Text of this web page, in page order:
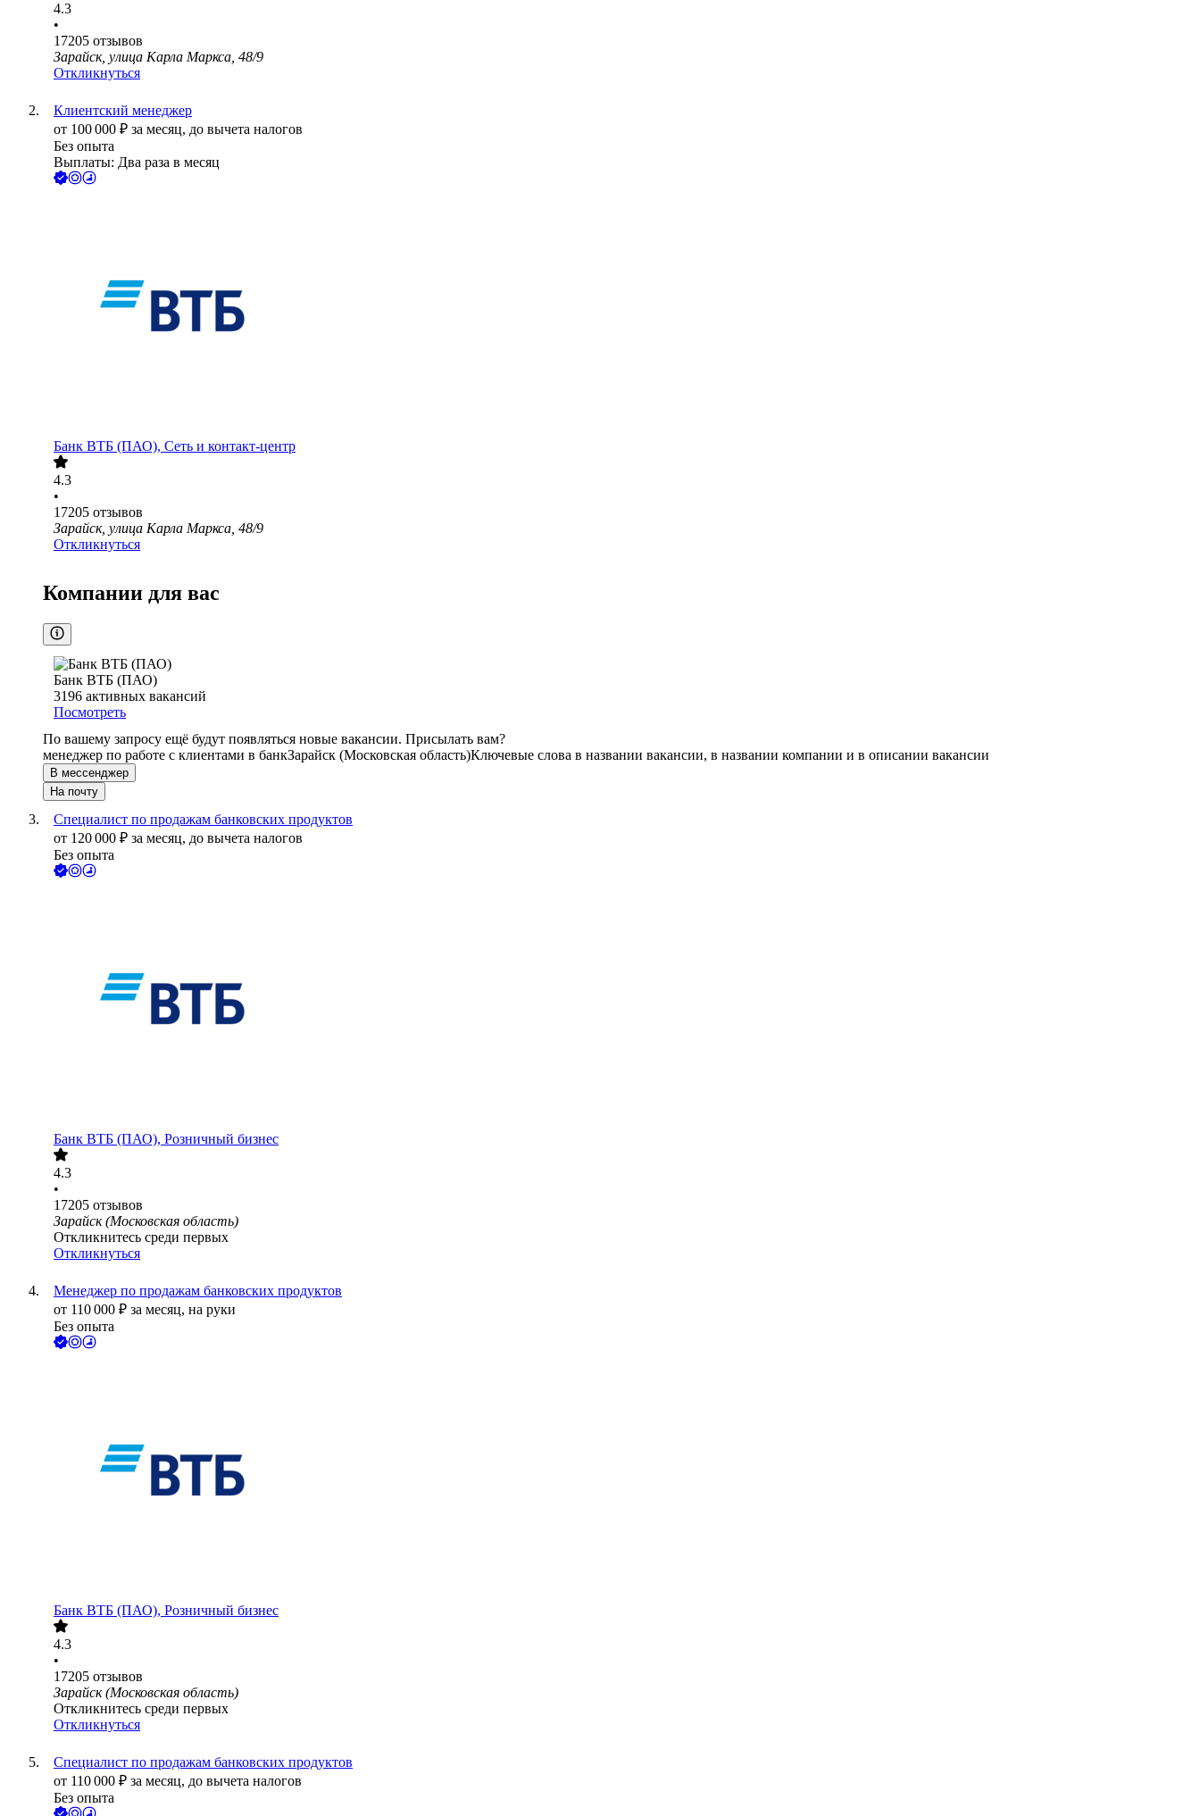
4.3
•
17205 отзывов
Зарайск, улица Карла Маркса, 48/9
Откликнуться
Клиентский менеджер
от 100 000 ₽ за месяц, до вычета налогов
Без опыта
Выплаты: Два раза в месяц
Банк ВТБ (ПАО), Сеть и контакт-центр
4.3
•
17205 отзывов
Зарайск, улица Карла Маркса, 48/9
Откликнуться
Компании для вас
Банк ВТБ (ПАО)
3196 активных вакансий
Посмотреть
По вашему запросу ещё будут появляться новые вакансии. Присылать вам?
менеджер по работе с клиентами в банкЗарайск (Московская область)Ключевые слова в названии вакансии, в названии компании и в описании вакансии
В мессенджер
На почту
Специалист по продажам банковских продуктов
от 120 000 ₽ за месяц, до вычета налогов
Без опыта
Банк ВТБ (ПАО), Розничный бизнес
4.3
•
17205 отзывов
Зарайск (Московская область)
Откликнитесь среди первых
Откликнуться
Менеджер по продажам банковских продуктов
от 110 000 ₽ за месяц, на руки
Без опыта
Банк ВТБ (ПАО), Розничный бизнес
4.3
•
17205 отзывов
Зарайск (Московская область)
Откликнитесь среди первых
Откликнуться
Специалист по продажам банковских продуктов
от 110 000 ₽ за месяц, до вычета налогов
Без опыта